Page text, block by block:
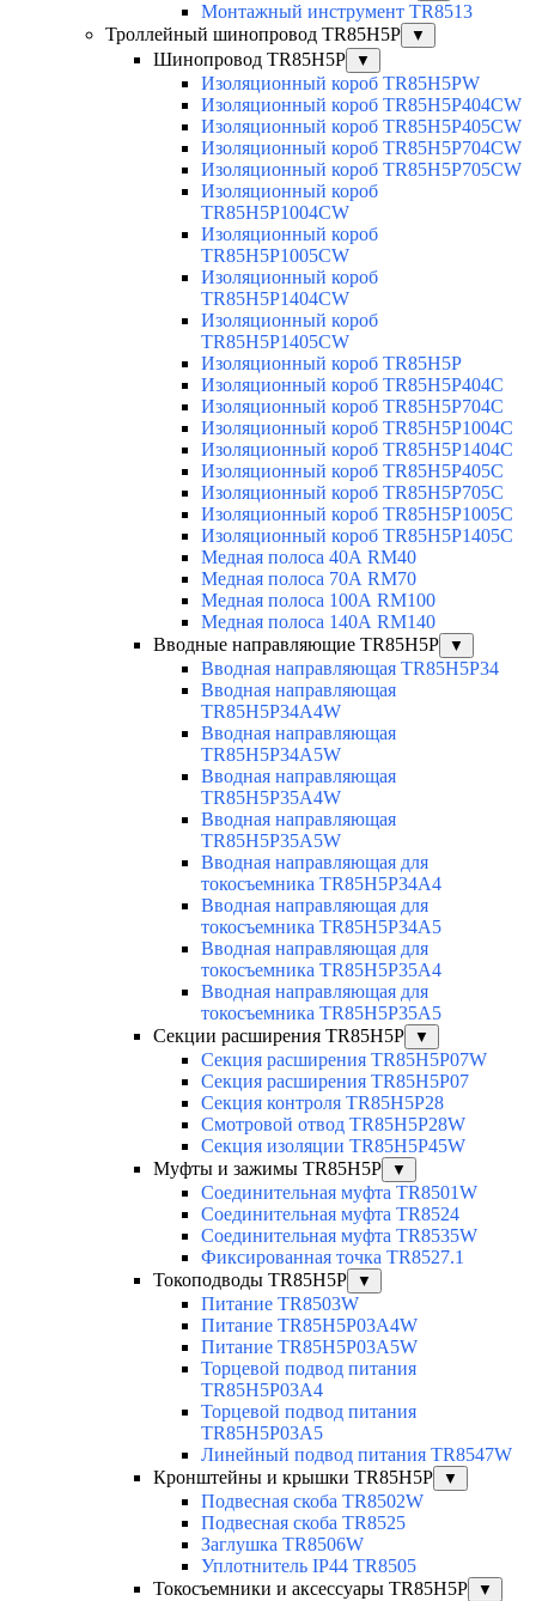
Монтажный инструмент TR8513
Троллейный шинопровод TR85H5P
▼
Шинопровод TR85H5P ▼
Изоляционный короб TR85H5PW
Изоляционный короб TR85H5P404CW
Изоляционный короб TR85H5P405CW
Изоляционный короб TR85H5P704CW
Изоляционный короб TR85H5P705CW
Изоляционный короб
TR85H5P1004CW
Изоляционный короб
TR85H5P1005CW
Изоляционный короб
TR85H5P1404CW
Изоляционный короб
TR85H5P1405CW
Изоляционный короб TR85H5P
Изоляционный короб TR85H5P404C
Изоляционный короб TR85H5P704C
Изоляционный короб TR85H5P1004C
Изоляционный короб TR85H5P1404C
Изоляционный короб TR85H5P405C
Изоляционный короб TR85H5P705C
Изоляционный короб TR85H5P1005C
Изоляционный короб TR85H5P1405C
Медная полоса 40А RM40
Медная полоса 70А RM70
Медная полоса 100А RM100
Медная полоса 140А RM140
Вводные направляющие TR85H5P
▼
Вводная направляющая TR85H5P34
Вводная направляющая
TR85H5P34A4W
Вводная направляющая
TR85H5P34A5W
Вводная направляющая
TR85H5P35A4W
Вводная направляющая
TR85H5P35A5W
Вводная направляющая для
токосъемника TR85H5P34A4
Вводная направляющая для
токосъемника TR85H5P34A5
Вводная направляющая для
токосъемника TR85H5P35A4
Вводная направляющая для
токосъемника TR85H5P35A5
Секции расширения TR85H5P
▼
Секция расширения TR85H5P07W
Секция расширения TR85H5P07
Секция контроля TR85H5P28
Смотровой отвод TR85H5P28W
Секция изоляции TR85H5P45W
Муфты и зажимы TR85H5P
▼
Соединительная муфта TR8501W
Соединительная муфта TR8524
Соединительная муфта TR8535W
Фиксированная точка TR8527.1
Токоподводы TR85H5P
▼
Питание TR8503W
Питание TR85H5P03A4W
Питание TR85H5P03A5W
Торцевой подвод питания
TR85H5P03A4
Торцевой подвод питания
TR85H5P03A5
Линейный подвод питания TR8547W
Кронштейны и крышки TR85H5P
▼
Подвесная скоба TR8502W
Подвесная скоба TR8525
Заглушка TR8506W
Уплотнитель IP44 TR8505
Токосъемники и аксессуары TR85H5P
▼